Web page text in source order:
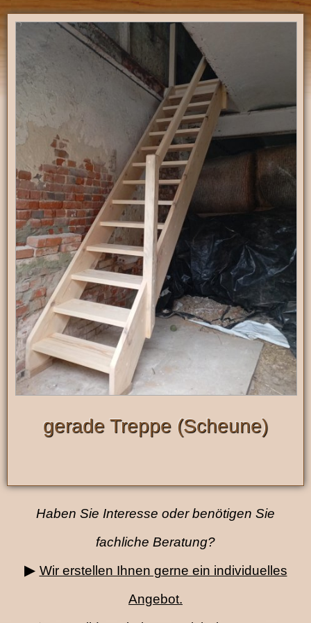
gerade Treppe (Scheune)
Haben Sie Interesse oder benötigen Sie
fachliche Beratung?
▶ Wir erstellen Ihnen gerne ein individuelles
Angebot.